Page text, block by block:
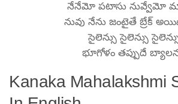
నేనేమో పటాసు నువ్వేమో
నువు నేను జంటైతే బ్రేక్
సైలెన్సు సైలెన్సు
భూగోళం తప్పుదే
Kanaka Mahalakshmi